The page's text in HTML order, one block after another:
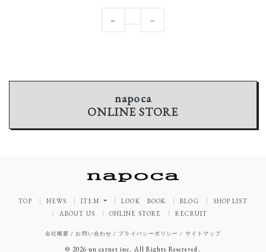
← →
napoca
ONLINE STORE
TOP NEWS ITEM LOOK BOOK BLOG
SHOP LIST
ABOUT US
ONLINE STORE RECRUIT
会社概要 /お問い合わせ / プライバシーポリシー / サイトマップ
© 2026 un carnet inc. All Rights Resereved.